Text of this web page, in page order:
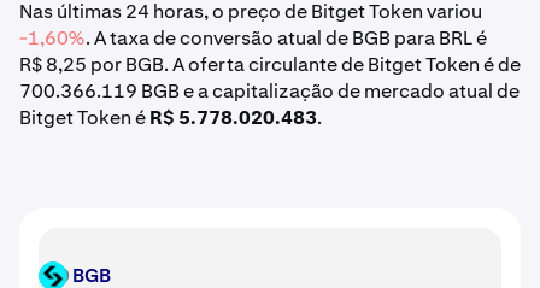
Nas últimas 24 horas, o preço de Bitget Token variou
-1,60%. A taxa de conversão atual de BGB para BRL é
R$ 8,25 por BGB. A oferta circulante de Bitget Token é de
700.366.119 BGB e a capitalização de mercado atual de
Bitget Token éR$ 5.778.020.483.
BGB BGB